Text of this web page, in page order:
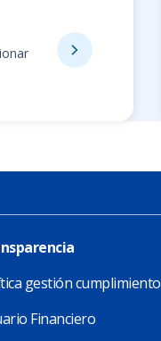
gestión cumplimiento
Financiero